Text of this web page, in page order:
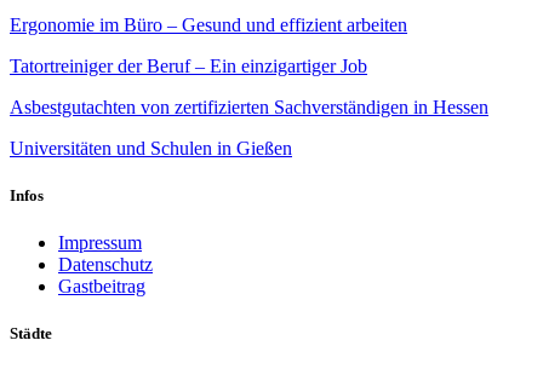
Ergonomie im Büro – Gesund und effizient arbeiten
Tatortreiniger der Beruf – Ein einzigartiger Job
Asbestgutachten von zertifizierten Sachverständigen in Hessen
Universitäten und Schulen in Gießen
Infos
Impressum
Datenschutz
Gastbeitrag
Städte